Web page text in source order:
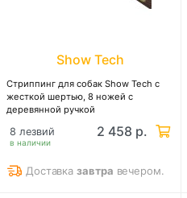
Show Tech
Стриппинг для собак Show Tech с
жесткой шертью, 8 ножей с
деревянной ручкой
в наличии
8 лезвий 2 458 р.
Доставказавтра вечером.